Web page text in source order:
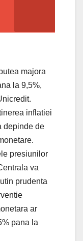
majora
la 9,5%,
inflatiei
depinde de
presiunilor
va
prudenta
ar
pana la